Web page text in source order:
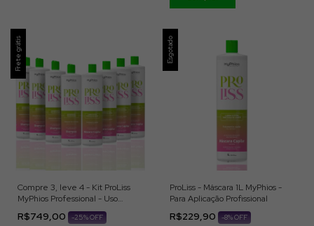
Frete grátis
Compre 3, leve 4 - Kit ProLiss
MyPhios Professional - Uso
Profissional - SECRETO
R$749,00 -25% OFF
Esgotado
ProLiss - Máscara 1L MyPhios -
Para Aplicação Profissional
R$229,90 -8% OFF